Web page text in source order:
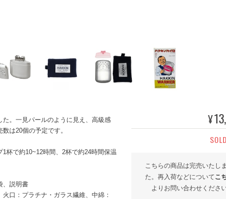
。一見パールのように見え、高級感
は20個の予定です。
杯で約10~12時間、2杯で約24時間保温
、説明書
口：プラチナ・ガラス繊維、中綿：
¥
こちらの商品は完売いたし
た。再入荷などについてこ
よりお問い合わせください